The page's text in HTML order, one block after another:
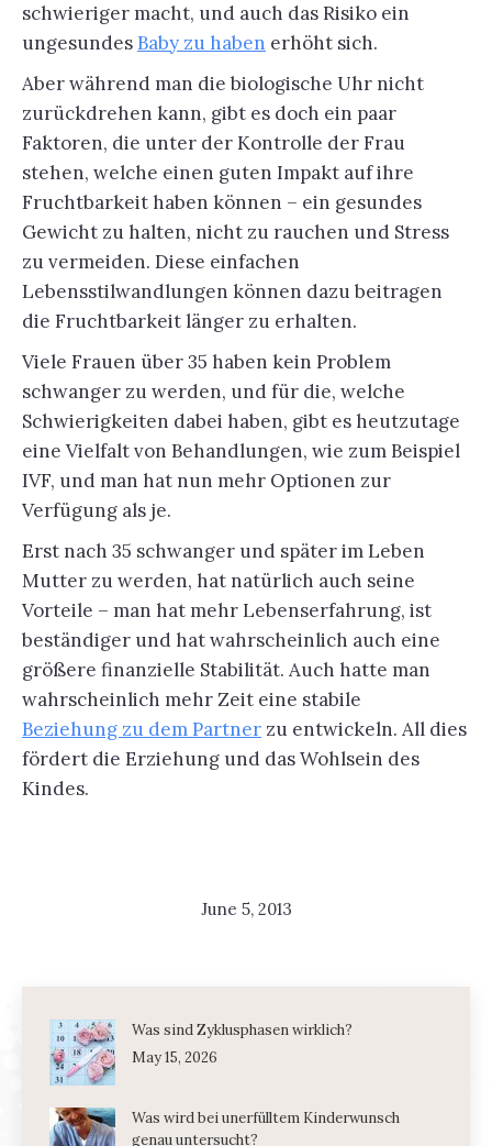
schwieriger macht, und auch das Risiko ein
ungesundes Baby zu haben erhöht sich.
Aber während man die biologische Uhr nicht
zurückdrehen kann, gibt es doch ein paar
Faktoren, die unter der Kontrolle der Frau
stehen, welche einen guten Impakt auf ihre
Fruchtbarkeit haben können – ein gesundes
Gewicht zu halten, nicht zu rauchen und Stress
zu vermeiden. Diese einfachen
Lebensstilwandlungen können dazu beitragen
die Fruchtbarkeit länger zu erhalten.
Viele Frauen über 35 haben kein Problem
schwanger zu werden, und für die, welche
Schwierigkeiten dabei haben, gibt es heutzutage
eine Vielfalt von Behandlungen, wie zum Beispiel
IVF, und man hat nun mehr Optionen zur
Verfügung als je.
Erst nach 35 schwanger und später im Leben
Mutter zu werden, hat natürlich auch seine
Vorteile – man hat mehr Lebenserfahrung, ist
beständiger und hat wahrscheinlich auch eine
größere finanzielle Stabilität. Auch hatte man
wahrscheinlich mehr Zeit eine stabile
Beziehung zu dem Partner zu entwickeln. All dies
fördert die Erziehung und das Wohlsein des
Kindes.
June 5, 2013
Was sind Zyklusphasen wirklich?
May 15, 2026
Was wird bei unerfülltem Kinderwunsch
genau untersucht?